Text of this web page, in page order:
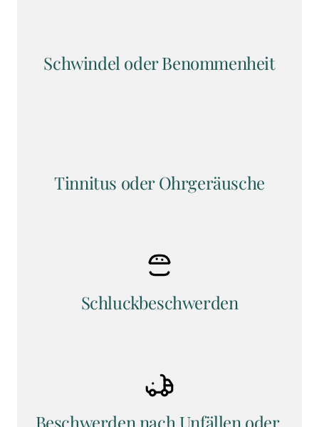
Schwindel oder Benommenheit
Tinnitus oder Ohrgeräusche
Schluckbeschwerden
Beschwerden nach Unfällen oder